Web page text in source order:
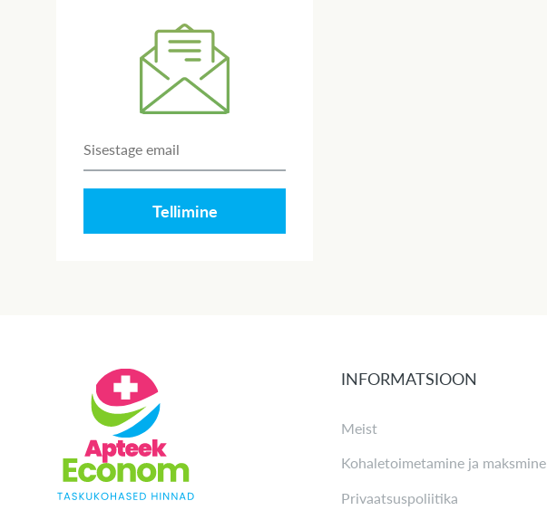
Tellimine
INFORMATSIOON
Meist
Kohaletoimetamine ja maksmine
Privaatsuspoliitika